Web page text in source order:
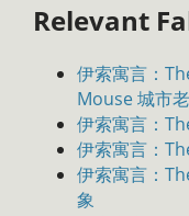
Relevant
伊索寓言：
Mouse 城市
伊索寓言：
伊索寓言：
伊索寓言：
象